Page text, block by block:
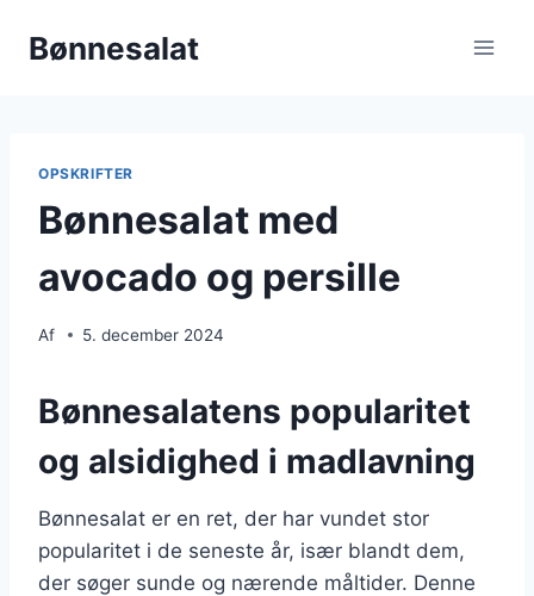
Bønnesalat
OPSKRIFTER
Bønnesalat med
avocado og persille
Af 5. december 2024
Bønnesalatens popularitet
og alsidighed i madlavning
Bønnesalat er en ret, der har vundet stor
popularitet i de seneste år, især blandt dem,
der søger sunde og nærende måltider. Denne